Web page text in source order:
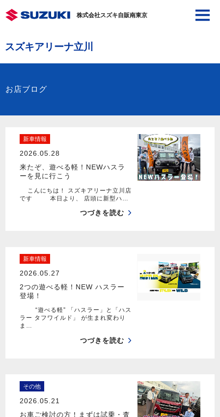
株式会社スズキ自販南東京
スズキアリーナ立川
お店ブログ
新車情報
2026.05.28
来たぞ、遊べる軽！NEWハスラ
ーを見に行こう
こんにちは！ スズキアリーナ立川店
です 本日より、 店頭に新型ハ…
つづきを読む
新車情報
2026.05.27
2つの遊べる軽！NEW ハスラー
登場！
“遊べる軽” 「ハスラー」と「ハス
ラー タフワイルド」 が生まれ変わり
ま…
つづきを読む
その他
2026.05.21
お車ご検討の方！まずは試乗・査